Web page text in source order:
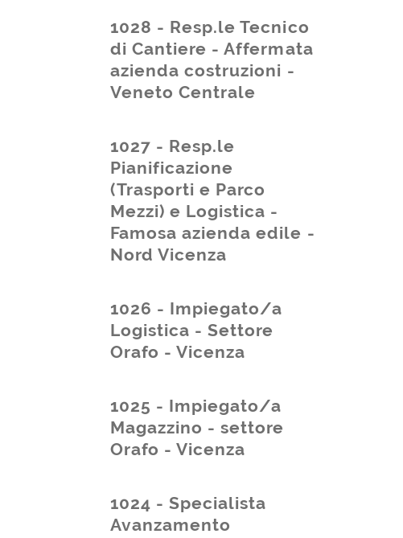
1028 - Resp.le Tecnico
di Cantiere - Affermata
azienda costruzioni -
Veneto Centrale
1027 - Resp.le
Pianificazione
(Trasporti e Parco
Mezzi) e Logistica -
Famosa azienda edile -
Nord Vicenza
1026 - Impiegato/a
Logistica - Settore
Orafo - Vicenza
1025 - Impiegato/a
Magazzino - settore
Orafo - Vicenza
1024 - Specialista
Avanzamento